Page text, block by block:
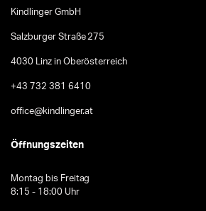
Kindlinger GmbH
Salzburger Straße 275
4030 Linz in Oberösterreich
+43 732 381 6410
office@kindlinger.at
Öffnungszeiten
Montag bis Freitag
8:15 - 18:00 Uhr